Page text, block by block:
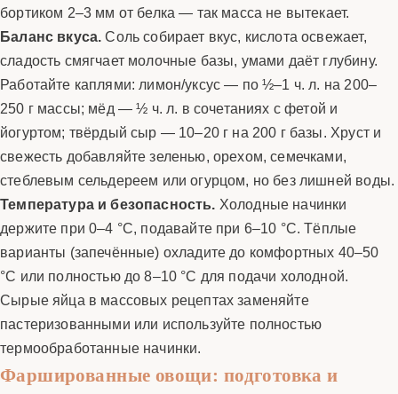
бортиком 2–3 мм от белка — так масса не вытекает.
Баланс вкуса.Соль собирает вкус, кислота освежает,
сладость смягчает молочные базы, умами даёт глубину.
Работайте каплями: лимон/уксус — по ½–1 ч. л. на 200–
250 г массы; мёд — ½ ч. л. в сочетаниях с фетой и
йогуртом; твёрдый сыр — 10–20 г на 200 г базы. Хруст и
свежесть добавляйте зеленью, орехом, семечками,
стеблевым сельдереем или огурцом, но без лишней воды.
Температура и безопасность. Холодные начинки
держите при 0–4 °C, подавайте при 6–10 °C. Тёплые
варианты (запечённые) охладите до комфортных 40–50
°C или полностью до 8–10 °C для подачи холодной.
Сырые яйца в массовых рецептах заменяйте
пастеризованными или используйте полностью
термообработанные начинки.
Фаршированные овощи: подготовка и